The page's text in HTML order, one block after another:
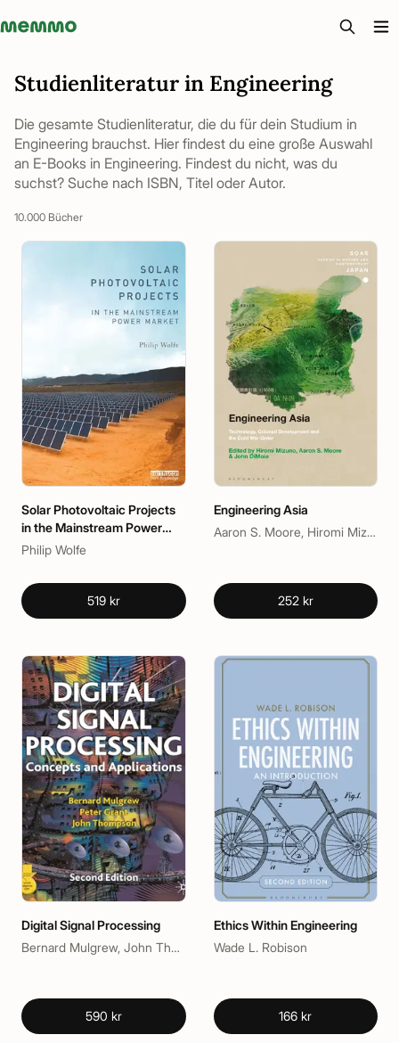
Memmo - AI-verktyg och digital kurslitteratur
Studienliteratur in Engineering
Die gesamte Studienliteratur, die du für dein Studium in
Engineering brauchst. Hier findest du eine große Auswahl
an E-Books in Engineering. Findest du nicht, was du
suchst? Suche nach ISBN, Titel oder Autor.
10.000 Bücher
Solar Photovoltaic Projects
in the Mainstream Power
Market
Philip Wolfe
519 kr
Engineering Asia
Aaron S. Moore, Hiromi Mizuno, John DiMoia
252 kr
Digital Signal Processing
Bernard Mulgrew, John Thompson, Peter Grant
590 kr
Ethics Within Engineering
Wade L. Robison
166 kr